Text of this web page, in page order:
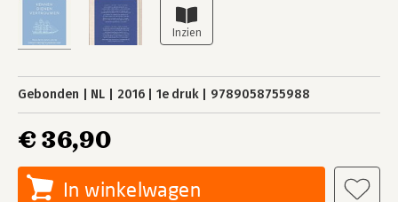
Gebonden NL 2016 1e druk 9789058755988
€ 36,90
In winkelwagen